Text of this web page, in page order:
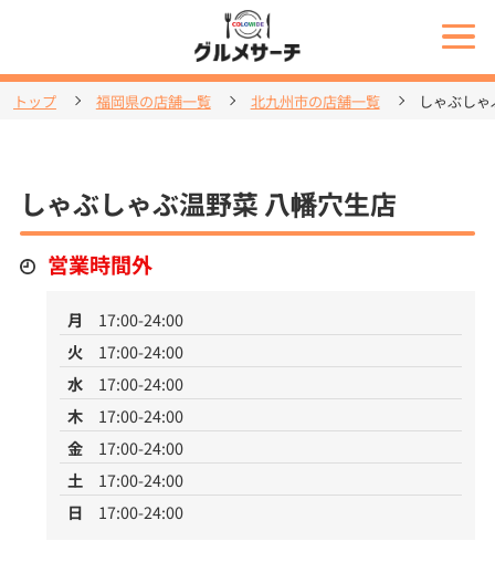
トップ 福岡県の店舗一覧 北九州市の店舗一覧 しゃぶし
しゃぶしゃぶ温野菜 八幡穴生店
営業時間外
月
17:00-24:00
火
17:00-24:00
水
17:00-24:00
木
17:00-24:00
金
17:00-24:00
土
17:00-24:00
日
17:00-24:00